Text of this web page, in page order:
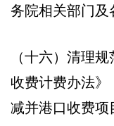
务院相关部门及
（十六）清理
收费计费办法》
减并港口收费项